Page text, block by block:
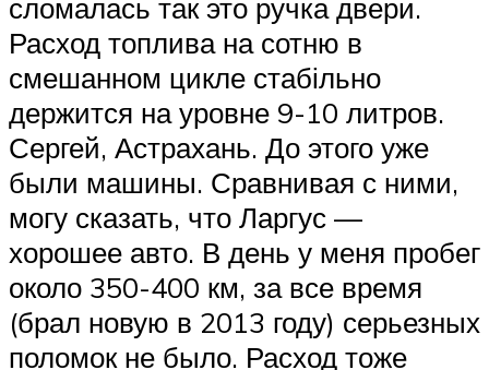
сломалась так это ручка двери.
Расход топлива на сотню в
смешанном цикле стабільно
держится на уровне 9-10 литров.
Сергей, Астрахань. До этого уже
были машины. Сравнивая с ними,
могу сказать, что Ларгус —
хорошее авто. В день у меня пробег
около 350-400 км, за все время
(брал новую в 2013 году) серьезных
поломок не было. Расход тоже